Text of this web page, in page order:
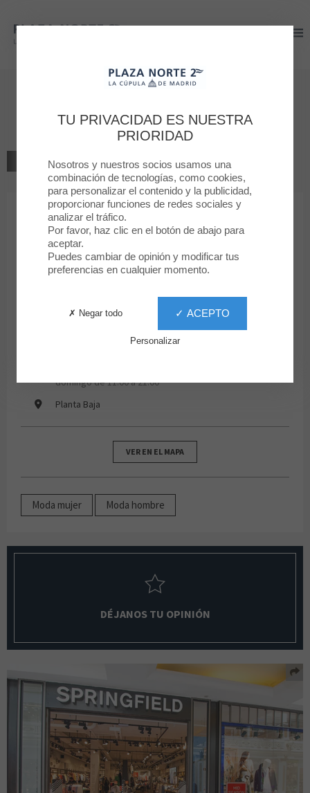
Springfield
VOLVER AL LISTADO
MODA
Springfield
domingo de 11:00 a 21:00
Planta Baja
VER EN EL MAPA
Moda mujer Moda hombre
DÉJANOS TU OPINIÓN
TU PRIVACIDAD ES NUESTRA
PRIORIDAD
Nosotros y nuestros socios usamos una
combinación de tecnologías, como cookies,
para personalizar el contenido y la publicidad,
proporcionar funciones de redes sociales y
analizar el tráfico.
Por favor, haz clic en el botón de abajo para
aceptar.
Puedes cambiar de opinión y modificar tus
preferencias en cualquier momento.
✓ ACEPTO
✗ Negar todo
Personalizar